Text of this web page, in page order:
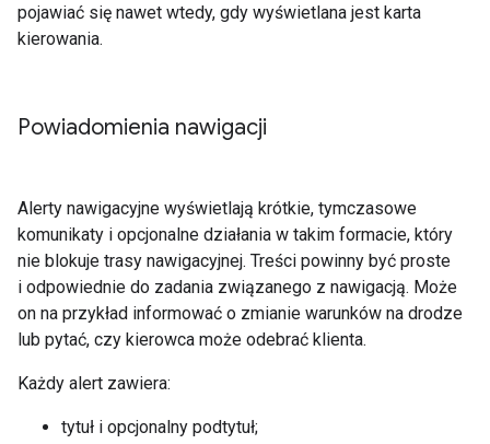
pojawiać się nawet wtedy, gdy wyświetlana jest karta
kierowania.
Powiadomienia nawigacji
Alerty nawigacyjne wyświetlają krótkie, tymczasowe
komunikaty i opcjonalne działania w takim formacie, który
nie blokuje trasy nawigacyjnej. Treści powinny być proste
i odpowiednie do zadania związanego z nawigacją. Może
on na przykład informować o zmianie warunków na drodze
lub pytać, czy kierowca może odebrać klienta.
Każdy alert zawiera:
tytuł i opcjonalny podtytuł;